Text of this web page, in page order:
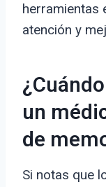
herramientas
atención y
un
de
Si notas que